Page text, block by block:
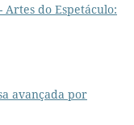
Artes do Espetáculo:
avançada por